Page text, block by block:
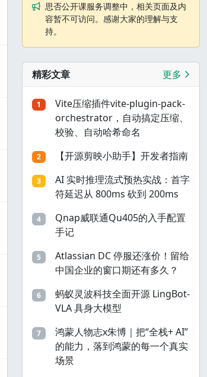
思否公开课服务调整中，相关页面及内
容暂不可访问。感谢大家的理解与支
持。
精彩文章 更多
1
Vite压缩插件vite-plugin-pack-
orchestrator，自动搞定压缩、
校验、自动哈希命名
2 【开源剪映小助手】开发者指南
3
AI 实时推理流式预热实战：首字
符延迟从 800ms 砍到 200ms
4
Qnap威联通Qu405的入手配置
手记
5
Atlassian DC 停服还涨价！留给
中国企业的窗口期还有多久？
6
蚂蚁灵波科技全面开源 LingBot-
VLA 具身大模型
7
鸿蒙人物志x朱博｜把“全栈+ AI”
的能力，落到鸿蒙的每一个真实
场景